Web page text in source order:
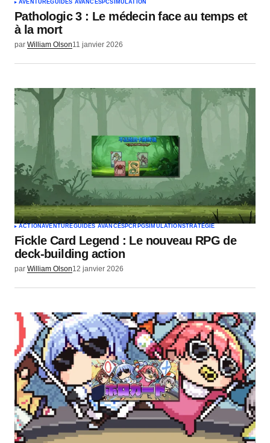
AVENTUREGUIDES AVANCÉSPCSIMULATION
Pathologic 3 : Le médecin face au temps et
à la mort
par William Olson11 janvier 2026
ACTIONAVENTUREGUIDES AVANCÉS PC RPGSIMULATION STRATÉGIE
Fickle Card Legend : Le nouveau RPG de
deck-building action
par William Olson12 janvier 2026